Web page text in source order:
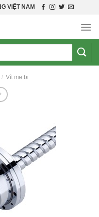
VIỆT NAM
/ Vít me bi